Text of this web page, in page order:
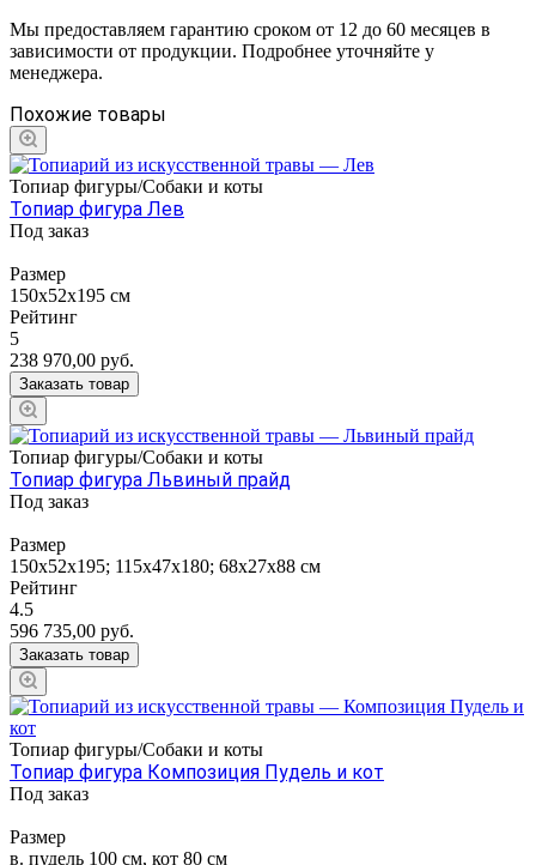
Мы предоставляем гарантию сроком от 12 до 60 месяцев в
зависимости от продукции. Подробнее уточняйте у
менеджера.
Похожие товары
Топиар фигуры/Собаки и коты
Топиар фигура Лев
Под заказ
Размер
150х52х195 см
Рейтинг
5
238 970,00 руб.
Заказать товар
Топиар фигуры/Собаки и коты
Топиар фигура Львиный прайд
Под заказ
Размер
150х52х195; 115х47х180; 68х27х88 см
Рейтинг
4.5
596 735,00 руб.
Заказать товар
Топиар фигуры/Собаки и коты
Топиар фигура Композиция Пудель и кот
Под заказ
Размер
в. пудель 100 см, кот 80 см